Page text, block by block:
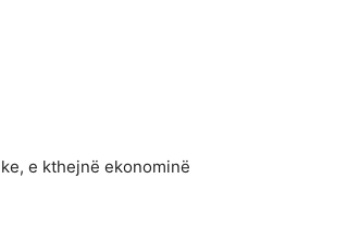
e kthejnë ekonominë